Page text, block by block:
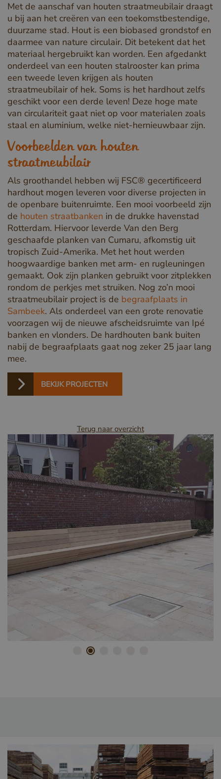
Met de aanschaf van houten straatmeubilair draagt
u bij aan het creëren van een toekomstbestendige,
duurzame stad. Hout is een biobased grondstof en
daarmee van nature circulair. Dit betekent dat het
materiaal hergebruikt kan worden. Een afgedankt
onderdeel van een houten stalrooster kan prima
een tweede leven krijgen als houten
straatmeubilair of hek. Soms is het hardhout zelfs
geschikt voor een derde leven! Deze hoge mate
van circulariteit gaat niet op voor materialen zoals
staal en aluminium, welke niet-hernieuwbaar zijn.
Voorbeelden van houten
straatmeubilair
Als groothandel hebben wij FSC® gecertificeerd
hardhout mogen leveren voor diverse projecten in
de openbare buitenruimte. Een mooi voorbeeld zijn
de houten straatbanken in de drukke havenstad
Rotterdam. Hiervoor leverde Van den Berg
geschaafde planken van Cumaru, afkomstig uit
tropisch Zuid-Amerika. Met het hout werden
hoogwaardige banken met arm- en rugleuningen
gemaakt. Ook zijn planken gebruikt voor zitplekken
rondom de perkjes met struiken. Nog zo’n mooi
straatmeubilair project is de begraafplaats in
Sambeek. Als onderdeel van een grote renovatie
voorzagen wij de nieuwe afscheidsruimte van Ipé
banken en vlonders. De hardhouten bank buiten
nabij de begraafplaats gaat nog zeker 25 jaar lang
mee.
BEKIJK PROJECTEN
Terug naar overzicht